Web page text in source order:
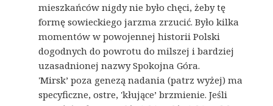
mieszkańców nigdy nie było chęci, żeby tę
formę sowieckiego jarzma zrzucić. Było kilka
momentów w powojennej historii Polski
dogodnych do powrotu do milszej i bardziej
uzasadnionej nazwy Spokojna Góra.
'Mirsk’ poza genezą nadania (patrz wyżej) ma
specyficzne, ostre, 'kłujące’ brzmienie. Jeśli